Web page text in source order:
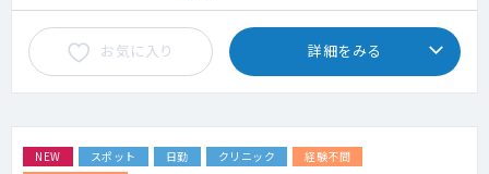
お気に入り 詳細をみる
NEW スポット 日勤 クリニック
経験不問